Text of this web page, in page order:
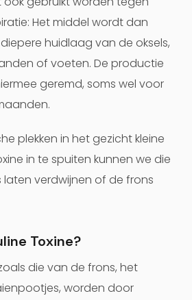
Het middel wordt dan
huidlaag van de oksels,
of voeten. De productie
geremd, soms wel voor
plekken in het gezicht kleine
in te spuiten kunnen we die
verdwijnen of de frons
Toxine?
die van de frons, het
worden door